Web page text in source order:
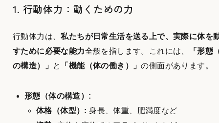
1. 行動体力：動くための力
行動体力は、私たちが日常生活を送る上で、実際に体を
すために必要な能力全般を指します。これには、
「形態
の構造）」 と 「機能（体の働き）」の側面があります。
形態（体の構造）:
体格（体型）: 身長、体重、肥満度など